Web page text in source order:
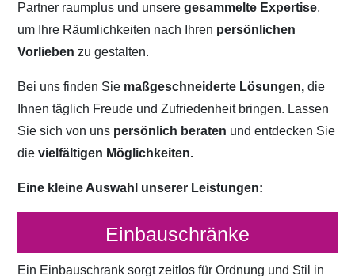
Partner raumplus und unseregesammelte Expertise,
um Ihre Räumlichkeiten nach Ihren persönlichen
Vorliebenzu gestalten.
Bei uns finden Sie maßgeschneiderte Lösungen, die
Ihnen täglich Freude und Zufriedenheit bringen. Lassen
Sie sich von uns persönlich beraten und entdecken Sie
dievielfältigen Möglichkeiten.
Eine kleine Auswahl unserer Leistungen:
Einbauschränke
Ein Einbauschrank sorgt zeitlos für Ordnung und Stil in